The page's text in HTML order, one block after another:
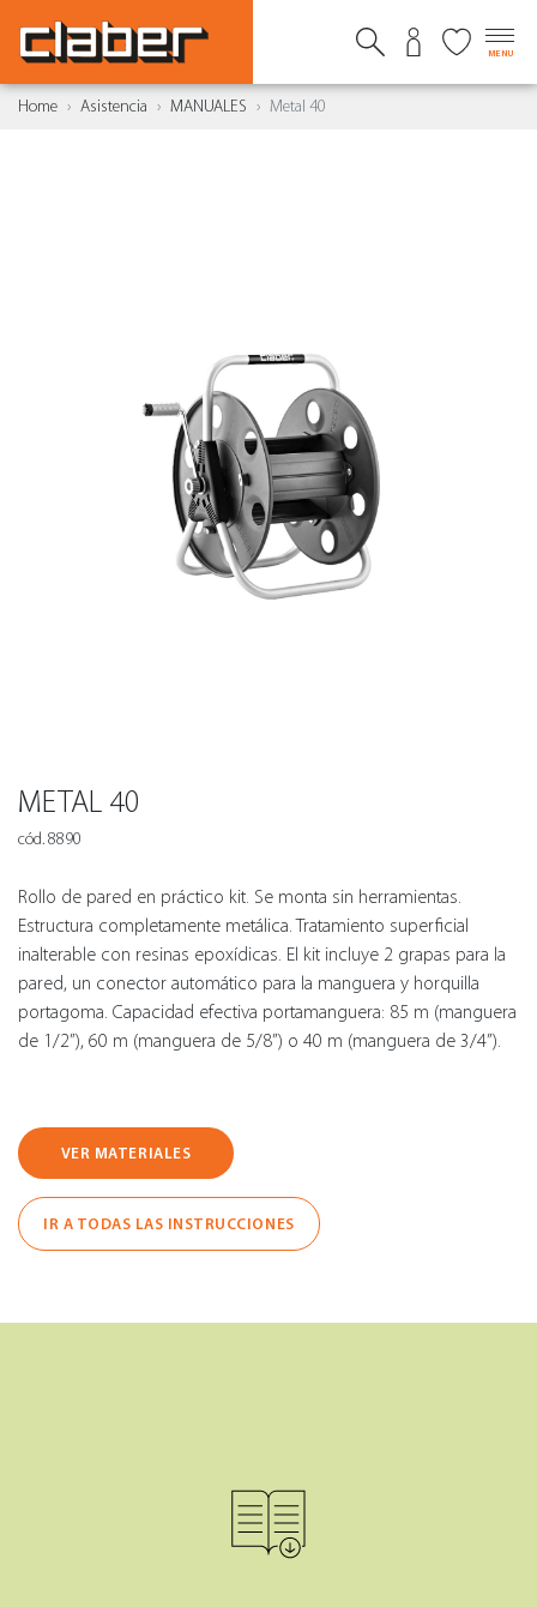
MENU
Home Asistencia MANUALES Metal 40
METAL 40
cód. 8890
Rollo de pared en práctico kit. Se monta sin herramientas.
Estructura completamente metálica. Tratamiento superficial
inalterable con resinas epoxídicas. El kit incluye 2 grapas para la
pared, un conector automático para la manguera y horquilla
portagoma. Capacidad efectiva portamanguera: 85 m (manguera
de 1/2”), 60 m (manguera de 5/8”) o 40 m (manguera de 3/4”).
VER MATERIALES
IR A TODAS LAS INSTRUCCIONES